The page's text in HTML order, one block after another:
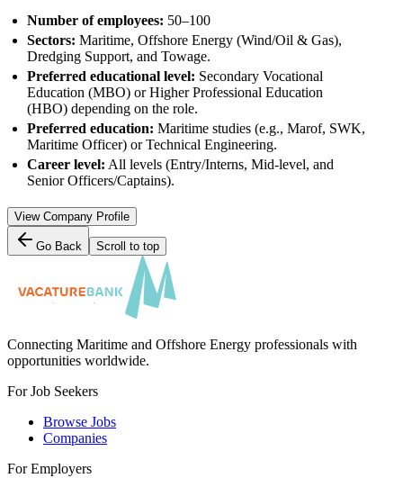
Number of employees: 50–100
Sectors: Maritime, Offshore Energy (Wind/Oil & Gas),
Dredging Support, and Towage.
Preferred educational level: Secondary Vocational
Education (MBO) or Higher Professional Education
(HBO) depending on the role.
Preferred education: Maritime studies (e.g., Marof, SWK,
Maritime Officer) or Technical Engineering.
Career level: All levels (Entry/Interns, Mid-level, and
Senior Officers/Captains).
View Company Profile
Go Back Scroll to top
Connecting Maritime and Offshore Energy professionals with
opportunities worldwide.
For Job Seekers
Browse Jobs
Companies
For Employers